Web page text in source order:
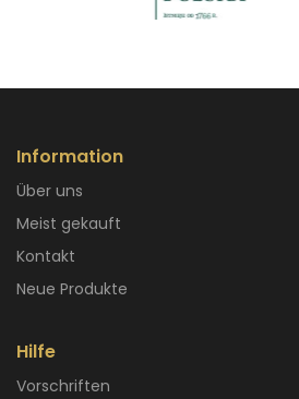
Information
Über uns
Meist gekauft
Kontakt
Neue Produkte
Hilfe
Vorschriften